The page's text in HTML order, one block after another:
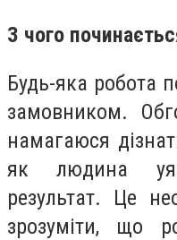
З чого
Будь-яка робота
замовником.
намагаюся
як людина
результат. Це
зрозуміти, що